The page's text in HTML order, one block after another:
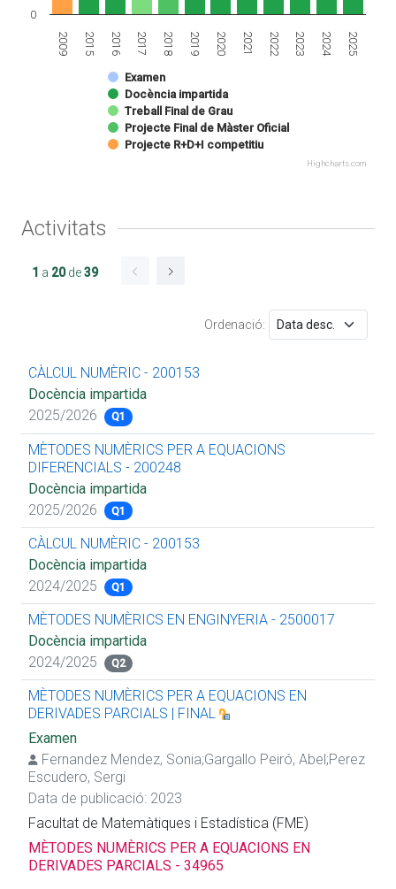
Examen
Docència impartida
Treball Final de Grau
Projecte Final de Màster Oficial
Projecte R+D+I competitiu
2009 2015 2016 2017 2018 2019 2020 2021 2022 2023 2024 2025
0
Highcharts.com
Activitats
1 a 20de39
Ordenació:
CÀLCUL NUMÈRIC - 200153
Docència impartida
2025/2026
Q1
MÈTODES NUMÈRICS PER A EQUACIONS
DIFERENCIALS - 200248
Docència impartida
2025/2026
Q1
CÀLCUL NUMÈRIC - 200153
Docència impartida
2024/2025
Q1
MÈTODES NUMÈRICS EN ENGINYERIA - 2500017
Docència impartida
2024/2025
Q2
MÈTODES NUMÈRICS PER A EQUACIONS EN
DERIVADES PARCIALS | FINAL
Examen
Fernandez Mendez, Sonia;Gargallo Peiró, Abel;Perez
Escudero, Sergi
Data de publicació: 2023
Facultat de Matemàtiques i Estadística (FME)
MÈTODES NUMÈRICS PER A EQUACIONS EN
DERIVADES PARCIALS - 34965